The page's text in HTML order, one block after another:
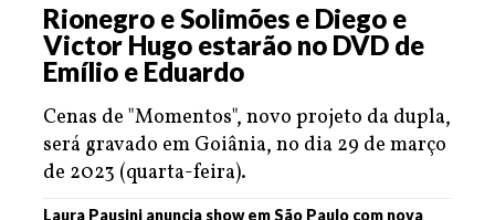
Rionegro e Solimões e Diego e
Victor Hugo estarão no DVD de
Emílio e Eduardo
Cenas de "Momentos", novo projeto da dupla,
será gravado em Goiânia, no dia 29 de março
de 2023 (quarta-feira).
Laura Pausini anuncia show em São Paulo com nova